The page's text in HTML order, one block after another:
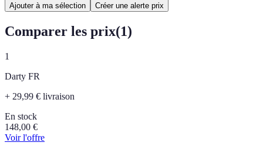
Ajouter à ma sélection Créer une alerte prix
Comparer les prix(1)
1
Darty FR
+ 29,99 € livraison
En stock
148,00 €
Voir l'offre